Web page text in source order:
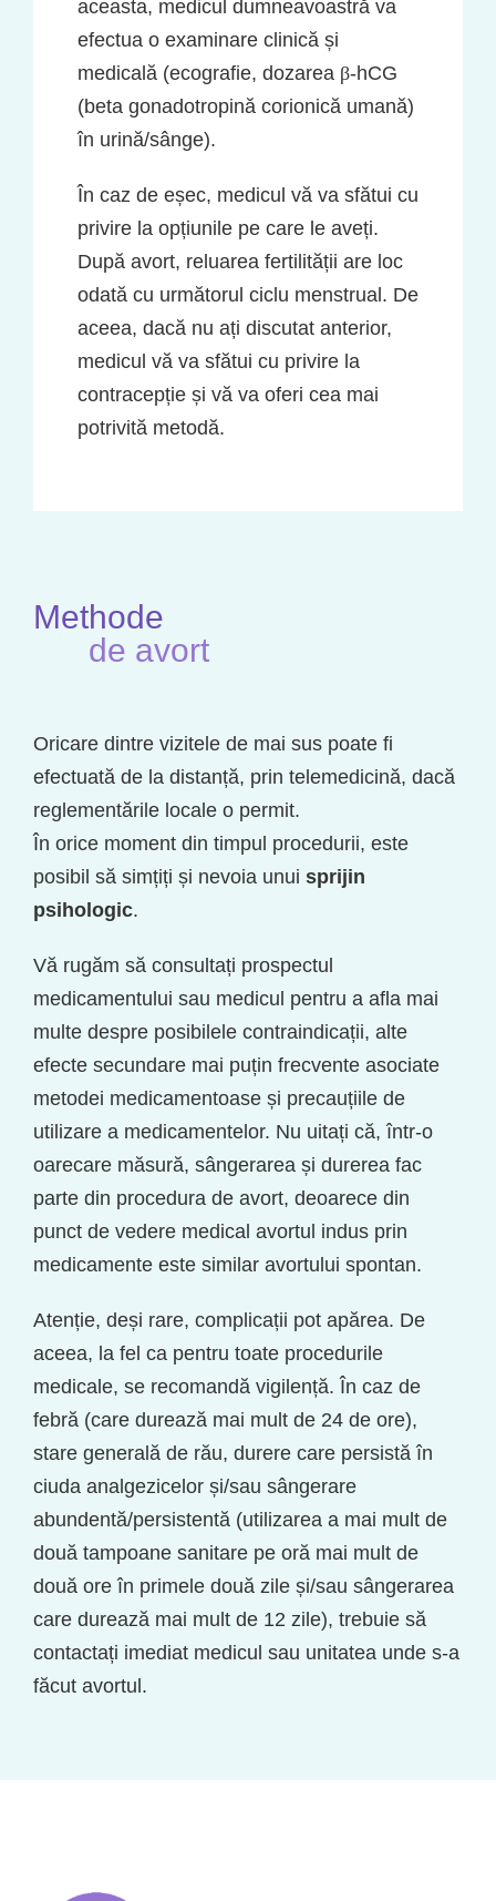
aceasta, medicul dumneavoastră va
efectua o examinare clinică și
medicală (ecografie, dozarea β-hCG
(beta gonadotropină corionică umană)
în urină/sânge).
În caz de eșec, medicul vă va sfătui cu
privire la opțiunile pe care le aveți.
După avort, reluarea fertilității are loc
odată cu următorul ciclu menstrual. De
aceea, dacă nu ați discutat anterior,
medicul vă va sfătui cu privire la
contracepție și vă va oferi cea mai
potrivită metodă.
Methode
de avort
Oricare dintre vizitele de mai sus poate fi
efectuată de la distanță, prin telemedicină, dacă
reglementările locale o permit.
În orice moment din timpul procedurii, este
posibil să simțiți și nevoia unui sprijin
psihologic.
Vă rugăm să consultați prospectul
medicamentului sau medicul pentru a afla mai
multe despre posibilele contraindicații, alte
efecte secundare mai puțin frecvente asociate
metodei medicamentoase și precauțiile de
utilizare a medicamentelor. Nu uitați că, într-o
oarecare măsură, sângerarea și durerea fac
parte din procedura de avort, deoarece din
punct de vedere medical avortul indus prin
medicamente este similar avortului spontan.
Atenție, deși rare, complicații pot apărea. De
aceea, la fel ca pentru toate procedurile
medicale, se recomandă vigilență. În caz de
febră (care durează mai mult de 24 de ore),
stare generală de rău, durere care persistă în
ciuda analgezicelor și/sau sângerare
abundentă/persistentă (utilizarea a mai mult de
două tampoane sanitare pe oră mai mult de
două ore în primele două zile și/sau sângerarea
care durează mai mult de 12 zile), trebuie să
contactați imediat medicul sau unitatea unde s-a
făcut avortul.